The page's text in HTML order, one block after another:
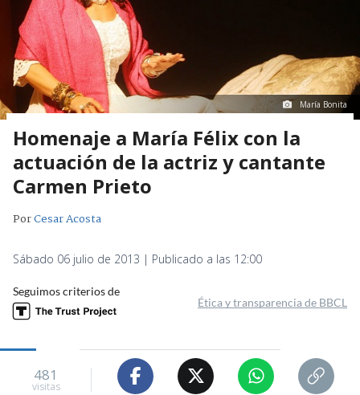
María Bonita
Homenaje a María Félix con la
actuación de la actriz y cantante
Carmen Prieto
PorCesar Acosta
Sábado 06 julio de 2013 | Publicado a las 12:00
Seguimos criterios de
Ética y transparencia de BBCL
481
visitas